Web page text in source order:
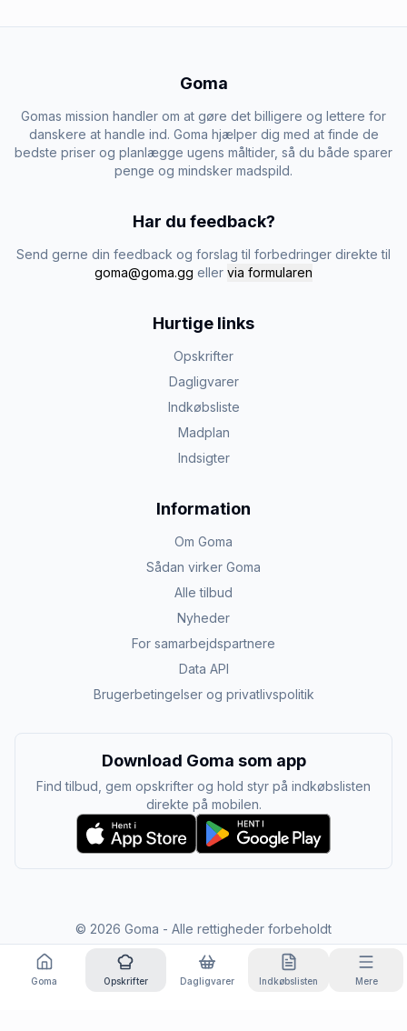
Goma
Gomas mission handler om at gøre det billigere og lettere for
danskere at handle ind. Goma hjælper dig med at finde de
bedste priser og planlægge ugens måltider, så du både sparer
penge og mindsker madspild.
Har du feedback?
Send gerne din feedback og forslag til forbedringer direkte til
goma@goma.gg eller via formularen
Hurtige links
Opskrifter
Dagligvarer
Indkøbsliste
Madplan
Indsigter
Information
Om Goma
Sådan virker Goma
Alle tilbud
Nyheder
For samarbejdspartnere
Data API
Brugerbetingelser og privatlivspolitik
Download Goma som app
Find tilbud, gem opskrifter og hold styr på indkøbslisten
direkte på mobilen.
© 2026 Goma - Alle rettigheder forbeholdt
Goma Opskrifter Dagligvarer Indkøbslisten Mere